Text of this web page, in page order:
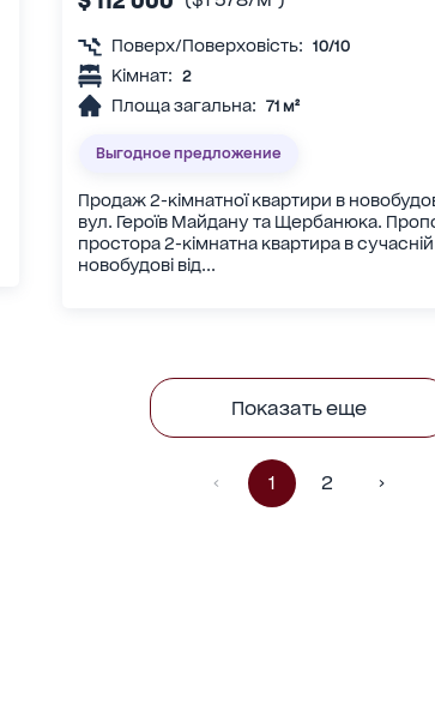
Поверх/Поверховість: 10/10
Кімнат: 2
Площа загальна: 71 м²
Выгодное предложение
Продаж 2-кімнатної квартири в
вул. Героїв Майдану та Щербанюка.
простора 2-кімнатна квартира в сучасній
новобудові від...
Показать еще
1 2